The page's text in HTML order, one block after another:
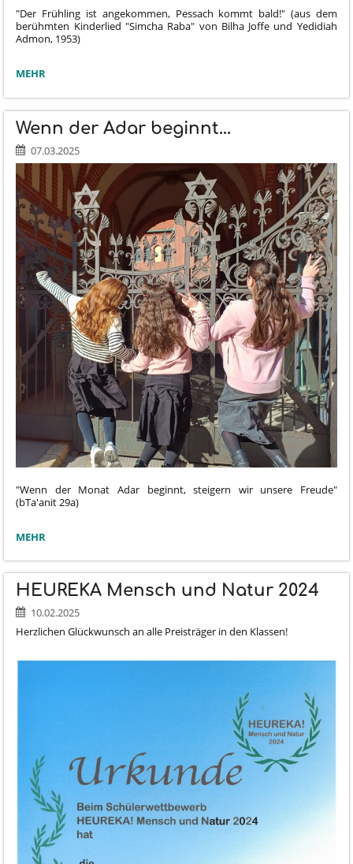
"Der Frühling ist angekommen, Pessach kommt bald!" (aus dem
berühmten Kinderlied "Simcha Raba" von Bilha Joffe und Yedidiah
Admon, 1953)
WENN
FRÜHLING
KOMMT...:
MEHR
Wenn der Adar beginnt...
07.03.2025
"Wenn der Monat Adar beginnt, steigern wir unsere Freude"
(bTa'anit 29a)
WENN
ADAR
MEHR
HEUREKA Mensch und Natur 2024
10.02.2025
Herzlichen Glückwunsch an alle Preisträger in den Klassen!